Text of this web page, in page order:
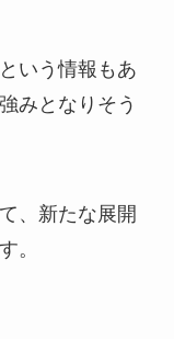
いう情報もあ
みとなりそう
、新たな展開
。